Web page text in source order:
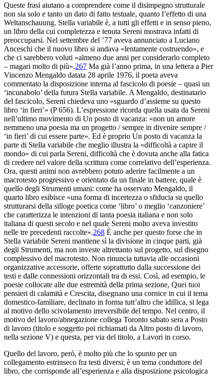
Queste frasi aiutano a comprendere come il disimpegno strutturale
non sia solo e tanto un dato di fatto testuale, quanto l’effetto di una
Weltanschauung. Stella variabile è, a tutti gli effetti e in senso pieno,
un libro della cui completezza e tenuta Sereni mostrava infatti di
preoccuparsi. Nel settembre del ’77 aveva annunciato a Luciano
Anceschi che il nuovo libro si andava «lentamente costruendo», e
che ci sarebbero voluti «almeno due anni per considerarlo completo
– magari molto di più».267 Ma già l’anno prima, in una lettera a Pier
Vincenzo Mengaldo datata 28 aprile 1976, il poeta aveva
commentato la disposizione interna al fascicolo di poesie – quasi un
‘incunabolo’ della futura Stella variabile. A Mengaldo, destinatario
del fascicolo, Sereni chiedeva uno «sguardo d’assieme su questo
libro ‘in fieri’» (P 656). L’espressione ricorda quella usata da Sereni
nell’ultimo movimento di Un posto di vacanza: «non un amore
nemmeno una poesia ma un progetto / sempre in divenire sempre /
‘in fieri’ di cui essere parte». Ed è proprio Un posto di vacanza la
parte di Stella variabile che meglio illustra la «difficoltà a capire il
mondo» di cui parla Sereni, difficoltà che è dovuta anche alla fatica
di credere nel valore della scrittura come correlativo dell’esperienza.
Ora, questi animi non avrebbero potuto aderire facilmente a un
macrotesto progressivo e orientato da un finale in battere, quale è
quello degli Strumenti umani: come ha osservato Mengaldo, il
quarto libro esibisce «una forma di incertezza o sfiducia su quello
strutturarsi della silloge poetica come ‘libro’ o meglio ‘canzoniere’
che caratterizza le intenzioni di tanta poesia italiana e non solo
italiana di questi secolo e nel quale Sereni molto aveva investito
nelle tre precedenti raccolte».268 È anche per questo forse che in
Stella variabile Sereni mantiene sì la divisione in cinque parti, già
degli Strumenti, ma non investe altrettanto sul progetto, sul disegno
complessivo del macrotesto. Non rinuncia tuttavia alle occasioni
organizzative accessorie, offerte soprattutto dalla successione dei
testi e dalle connessioni orizzontali tra di essi. Così, ad esempio, le
poesie collocate alle due estremità della prima sezione, Quei tuoi
pensieri di calamità e Crescita, disegnano una cornice in cui il tema
domestico-familiare, declinato in forma tutt’altro che idillica, si lega
al motivo dello scivolamento irreversibile del tempo. Nel centro, il
motivo del lavoro/abnegazione collega Toronto sabato sera a Posto
di lavoro (titolo e soggetto poi richiamati da Altro posto di lavoro,
nella sezione V) e questa, per via del titolo, a Lavori in corso.
Quello del lavoro, però, è molto più che lo spunto per un
collegamento estrinseco fra testi diversi; è un tema conduttore del
libro, che corrisponde all’esperienza e alla disposizione psicologica